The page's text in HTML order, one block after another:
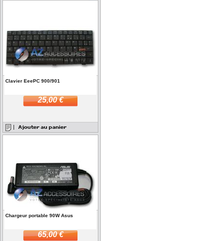
Clavier EeePC 900/901
25,00 €
Chargeur portable 90W Asus
65,00 €